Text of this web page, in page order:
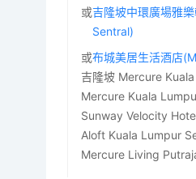
或吉隆坡中環廣場雅
Sentral)
或布城美居生活酒店
吉隆坡 Mercure
Mercure Kuala
Sunway Velocity
Aloft Kuala Lumpur
Mercure Living